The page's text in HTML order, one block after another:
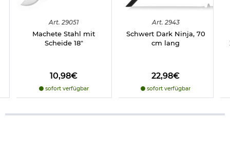
Art. 29051
Machete Stahl mit
Scheide 18"
10,98€
sofort verfügbar
Art. 2943
Schwert Dark Ninja, 70
cm lang
22,98€
sofort verfügbar